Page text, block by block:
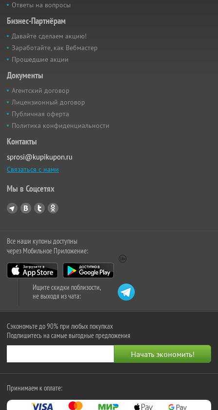
Ответы на вопросы
Бизнес-Партнёрам
Давайте сделаем акцию!
Заработайте, как Вебмастер
Прошедшие акции
Документы
Агентский договор
Лицензионный договор
Публичная оферта
Политика конфиденциальности
Контакты
sprosi@kupikupon.ru
Связаться с нами
Мы в Соцсетях
Все наши купоны доступны
через Мобильное Приложение:
Ищите скидки поблизости,
не выходя из чата:
Сэкономьте до 90% при любых покупках
Подпишитесь на самые выгодные предложения
Принимаем к оплате: